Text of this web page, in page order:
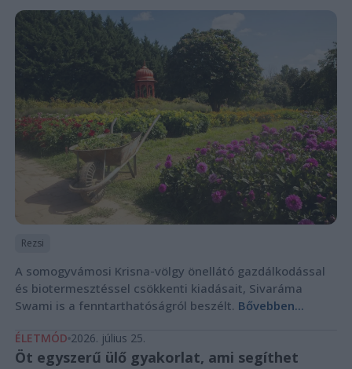
Rezsi
A somogyvámosi Krisna-völgy önellátó gazdálkodással
és biotermesztéssel csökkenti kiadásait, Sivaráma
Swami is a fenntarthatóságról beszélt. Bővebben...
ÉLETMÓD 2026. július 25.
Öt egyszerű ülő gyakorlat, ami segíthet